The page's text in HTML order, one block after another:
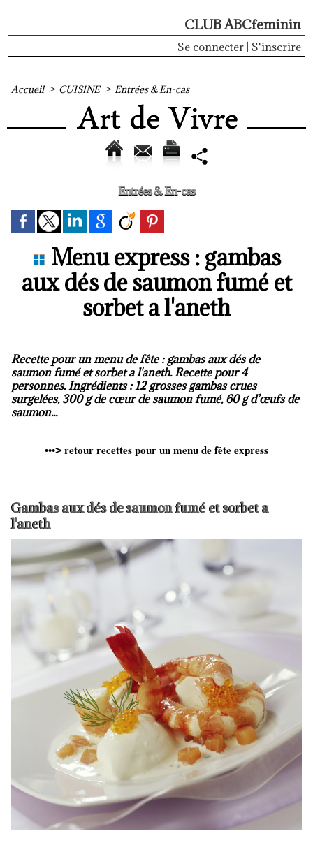
CLUB ABCfeminin
Se connecter S'inscrire
Accueil > CUISINE > Entrées & En-cas
Entrées & En-cas
Menu express : gambas
aux dés de saumon fumé et
sorbet a l'aneth
Recette pour un menu de fête : gambas aux dés de
saumon fumé et sorbet a l'aneth. Recette pour 4
personnes. Ingrédients : 12 grosses gambas crues
surgelées, 300 g de cœur de saumon fumé, 60 g d’œufs de
saumon...
•••> retour recettes pour un menu de fête express
Gambas aux dés de saumon fumé et sorbet a
l'aneth